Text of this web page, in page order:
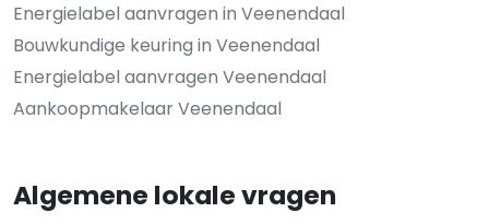
Energielabel aanvragen in Veenendaal
Bouwkundige keuring in Veenendaal
Energielabel aanvragen Veenendaal
Aankoopmakelaar Veenendaal
Algemene lokale vragen